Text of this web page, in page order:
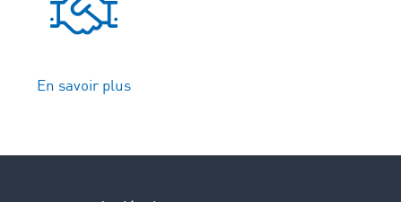
En savoir plus